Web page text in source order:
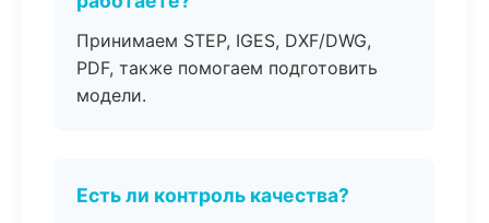
Принимаем STEP, IGES, DXF/DWG,
PDF, также помогаем подготовить
модели.
Есть ли контроль качества?